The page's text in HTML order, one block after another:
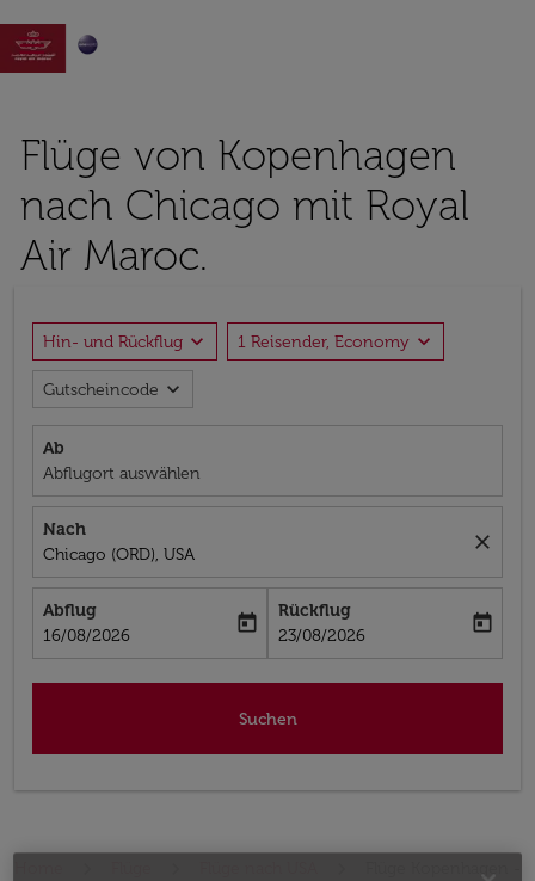

Flüge von Kopenhagen
nach Chicago mit Royal
Air Maroc.
Hin- und Rückflug expand_more 1 Reisender, Economy expand_more
Gutscheincode expand_more
Ab
Abflugort auswählen
Nach
Chicago (ORD), USA
close
Abflug
fc-booking-departure-date-aria-label
16/08/2026
today
Rückflug
fc-booking-return-date-aria-label
23/08/2026
today
Suchen